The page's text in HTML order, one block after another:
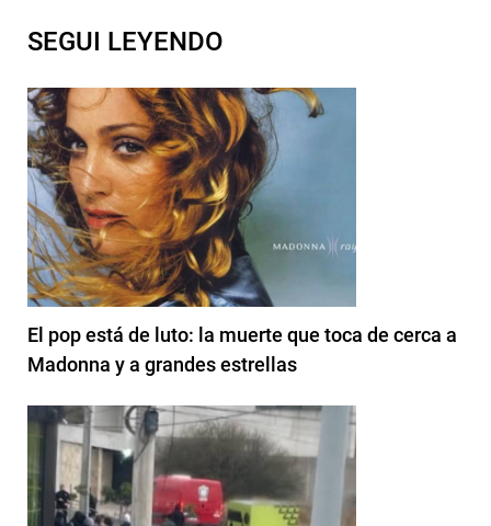
SEGUI LEYENDO
El pop está de luto: la muerte que toca de cerca a
Madonna y a grandes estrellas